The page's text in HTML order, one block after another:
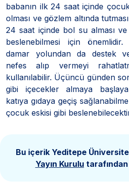
babanın ilk 24 saat içinde
olması ve gözlem altında
24 saat içinde bol su alması
beslenebilmesi için
damar yolundan da destek
nefes alıp vermeyi
kullanılabilir. Üçüncü günden
gibi içecekler almaya
katıya gıdaya geçiş
çocuk eskisi gibi
Bu içerik Yeditepe
Yayın Kurulu tarafından